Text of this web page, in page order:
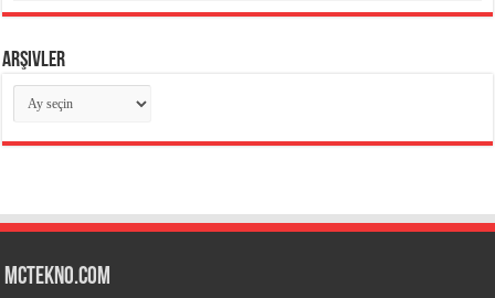
Arşivler
Arşivler
mctekno.com